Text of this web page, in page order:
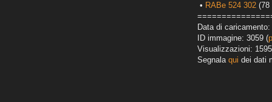
• RABe 524 302 (78
Data di
ID immagine: 3059 (
Visualizzazioni: 1595
Segnala qui dei dati